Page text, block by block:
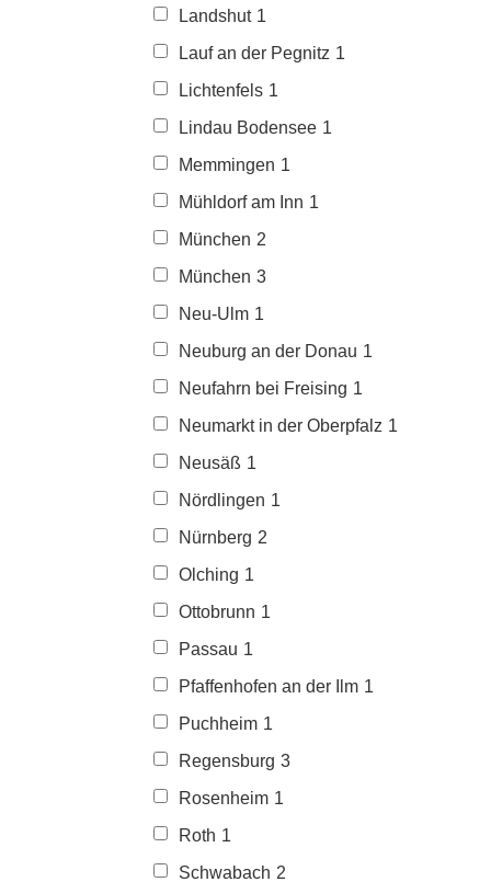
Landshut 1
Lauf an der Pegnitz 1
Lichtenfels 1
Lindau Bodensee 1
Memmingen 1
Mühldorf am Inn 1
München 2
München 3
Neu-Ulm 1
Neuburg an der Donau 1
Neufahrn bei Freising 1
Neumarkt in der Oberpfalz 1
Neusäß 1
Nördlingen 1
Nürnberg 2
Olching 1
Ottobrunn 1
Passau 1
Pfaffenhofen an der Ilm 1
Puchheim 1
Regensburg 3
Rosenheim 1
Roth 1
Schwabach 2